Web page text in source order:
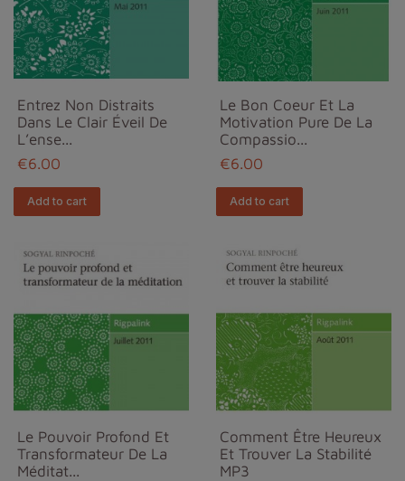
Entrez Non Distraits
Dans Le Clair Éveil De
L’ense...
€6.00
Add to cart
Le Bon Coeur Et La
Motivation Pure De La
Compassio...
€6.00
Add to cart
Le Pouvoir Profond Et
Transformateur De La
Méditat...
Comment Être Heureux
Et Trouver La Stabilité
MP3